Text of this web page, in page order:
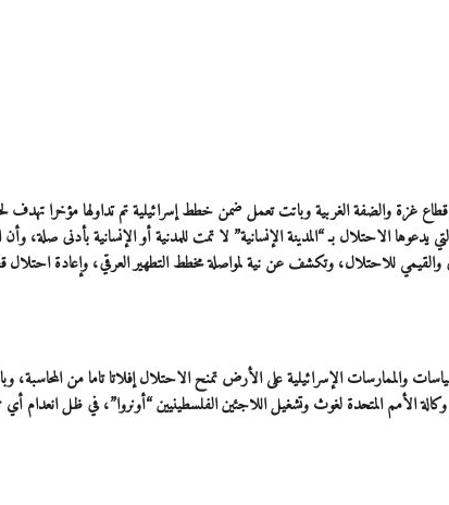
غزة والضفة الغربية وباتت تعمل ضمن خطط إسرائيلية تم تداولها مؤخرا تهدف
الاحتلال بـ “المدينة الإنسانية” لا تمت للمدنية أو الإنسانية بأدنى صلة،
للاحتلال، وتكشف عن نية لمواصلة مخطط التطهير العرقي، وإعادة احتلال
والممارسات الإسرائيلية على الأرض تمنح الاحتلال إفلاتا تاما من المحاسبة،
الأمم المتحدة لغوث وتشغيل اللاجئين الفلسطينيين “أونروا”، في ظل انعدام